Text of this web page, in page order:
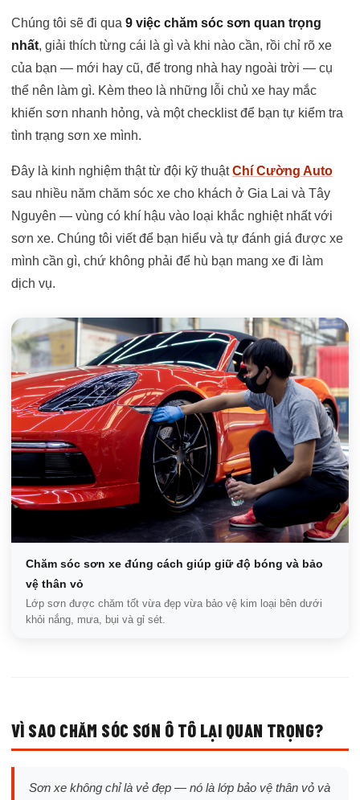
Chúng tôi sẽ đi qua 9 việc chăm sóc sơn quan trọng
nhất, giải thích từng cái là gì và khi nào cần, rồi chỉ rõ xe
của bạn — mới hay cũ, để trong nhà hay ngoài trời — cụ
thể nên làm gì. Kèm theo là những lỗi chủ xe hay mắc
khiến sơn nhanh hỏng, và một checklist để bạn tự kiểm tra
tình trạng sơn xe mình.
Đây là kinh nghiệm thật từ đội kỹ thuậtChí Cường Auto
sau nhiều năm chăm sóc xe cho khách ở Gia Lai và Tây
Nguyên — vùng có khí hậu vào loại khắc nghiệt nhất với
sơn xe. Chúng tôi viết để bạn hiểu và tự đánh giá được xe
mình cần gì, chứ không phải để hù bạn mang xe đi làm
dịch vụ.
Chăm sóc sơn xe đúng cách giúp giữ độ bóng và bảo
vệ thân vỏ
Lớp sơn được chăm tốt vừa đẹp vừa bảo vệ kim loại bên dưới
khỏi nắng, mưa, bụi và gỉ sét.
VÌ SAO CHĂM SÓC SƠN Ô TÔ LẠI QUAN TRỌNG?
Sơn xe không chỉ là vẻ đẹp — nó là lớp bảo vệ thân vỏ và